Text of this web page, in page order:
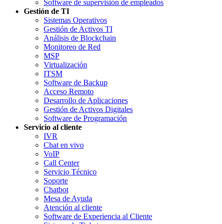
Software de supervisión de empleados
Gestión de TI
Sistemas Operativos
Gestión de Activos TI
Análisis de Blockchain
Monitoreo de Red
MSP
Virtualización
ITSM
Software de Backup
Acceso Remoto
Desarrollo de Aplicaciones
Gestión de Activos Digitales
Software de Programación
Servicio al cliente
IVR
Chat en vivo
VoIP
Call Center
Servicio Técnico
Soporte
Chatbot
Mesa de Ayuda
Atención al cliente
Software de Experiencia al Cliente